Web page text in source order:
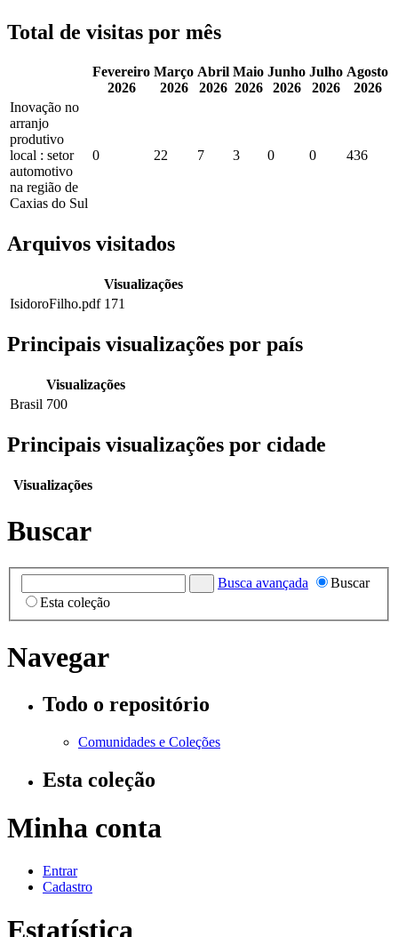
Total de visitas por mês
Fevereiro
2026
Março
2026
Abril
2026
Maio
2026
Junho
2026
Julho
2026
Agosto
2026
Inovação no
arranjo
produtivo
local : setor
automotivo
na região de
Caxias do Sul
0 22 7 3 0 0 436
Arquivos visitados
Visualizações
IsidoroFilho.pdf 171
Principais visualizações por país
Visualizações
Brasil 700
Principais visualizações por cidade
Visualizações
Buscar
Busca avançada
Buscar
Esta coleção
Navegar
Todo o repositório
Comunidades e Coleções
Esta coleção
Minha conta
Entrar
Cadastro
Estatística